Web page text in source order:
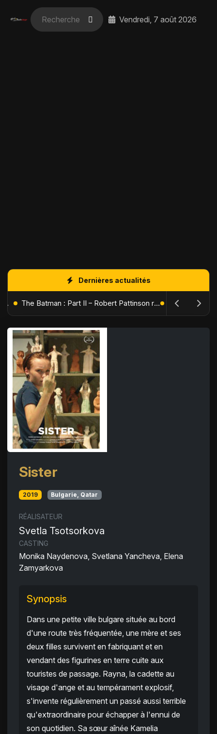
Vendredi, 7 août 2026
Dernières actualités
L'Âge de Glace : Le Réveil du Volcan – Manny, Sid et Diego de retour pour une aventure explosive The Batman : Part II – Robert Pattinson replonge dans les ténèbres de Gotham dès octobre 2027
Sister
2019 Bulgarie, Qatar
RÉALISATEUR
Svetla Tsotsorkova
CASTING
Monika Naydenova, Svetlana Yancheva, Elena
Zamyarkova
Synopsis
Dans une petite ville bulgare située au bord
d'une route très fréquentée, une mère et ses
deux filles survivent en fabriquant et en
vendant des figurines en terre cuite aux
touristes de passage. Rayna, la cadette au
visage d'ange et au tempérament explosif,
s'invente régulièrement un passé aussi terrible
qu'extraordinaire pour échapper à l'ennui de
son quotidien. Sa sœur aînée Kamelia